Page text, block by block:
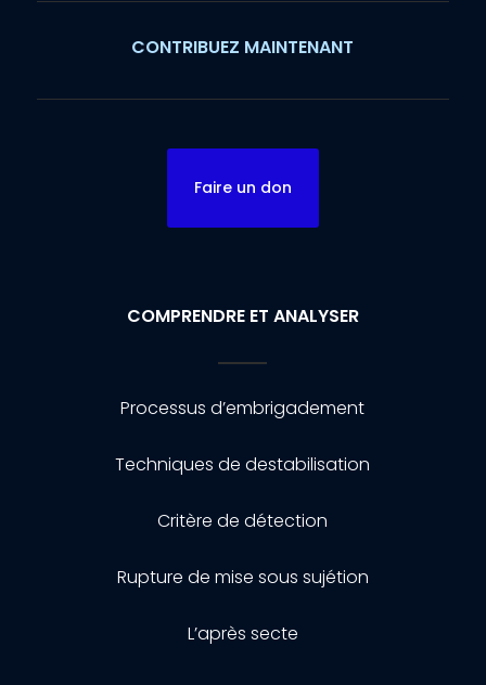
CONTRIBUEZ MAINTENANT
Faire un don
COMPRENDRE ET ANALYSER
Processus d’embrigadement
Techniques de destabilisation
Critère de détection
Rupture de mise sous sujétion
L’après secte